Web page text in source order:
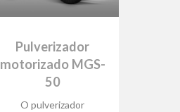
Pulverizador
motorizado MGS-
50
O pulverizador